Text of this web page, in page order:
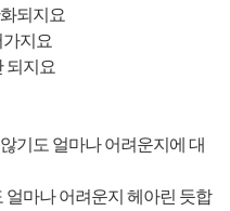
되지요
지요
되지요
기도 얼마나 어려운지에 대
마나 어려운지 헤아린 듯합